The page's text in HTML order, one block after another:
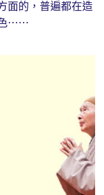
面的，普遍都在造
色⋯⋯